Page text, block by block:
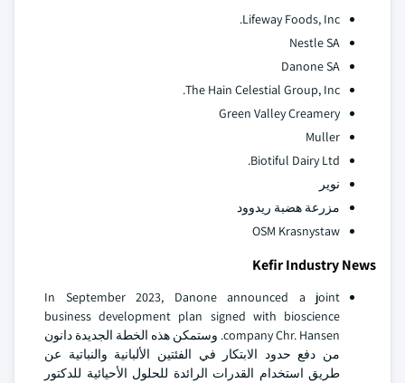
Lifeway Foods, Inc.
Nestle SA
Danone SA
The Hain Celestial Group, Inc.
Green Valley Creamery
Muller
Biotiful Dairy Ltd.
نوير
مزرعة هضبة ريدوود
OSM Krasnystaw
Kefir Industry News
In September 2023, Danone announced a joint
business development plan signed with bioscience
company Chr. Hansen. وستمكن هذه الخطة الجديدة دانون
من دفع حدود الابتكار في الفئتين الألبانية والنباتية عن
طريق استخدام القدرات الرائدة للحلول الأحيائية للدكتور